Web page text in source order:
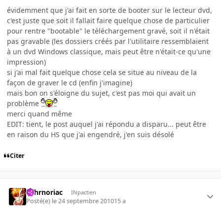
évidemment que j'ai fait en sorte de booter sur le lecteur dvd,
c'est juste que soit il fallait faire quelque chose de particulier
pour rentre "bootable" le téléchargement gravé, soit il n'était
pas gravable (les dossiers créés par l'utilitaire ressemblaient
à un dvd Windows classique, mais peut être n'était-ce qu'une
impression)
si j'ai mal fait quelque chose cela se situe au niveau de la
façon de graver le cd (enfin j'imagine)
mais bon on s'éloigne du sujet, c'est pas moi qui avait un
problème
merci quand même
EDIT: tient, le post auquel j'ai répondu a disparu... peut être
en raison du HS que j'ai engendré, j'en suis désolé
Citer
Tohrnoriac INpactien
Posté(e) le 24 septembre 201015 a